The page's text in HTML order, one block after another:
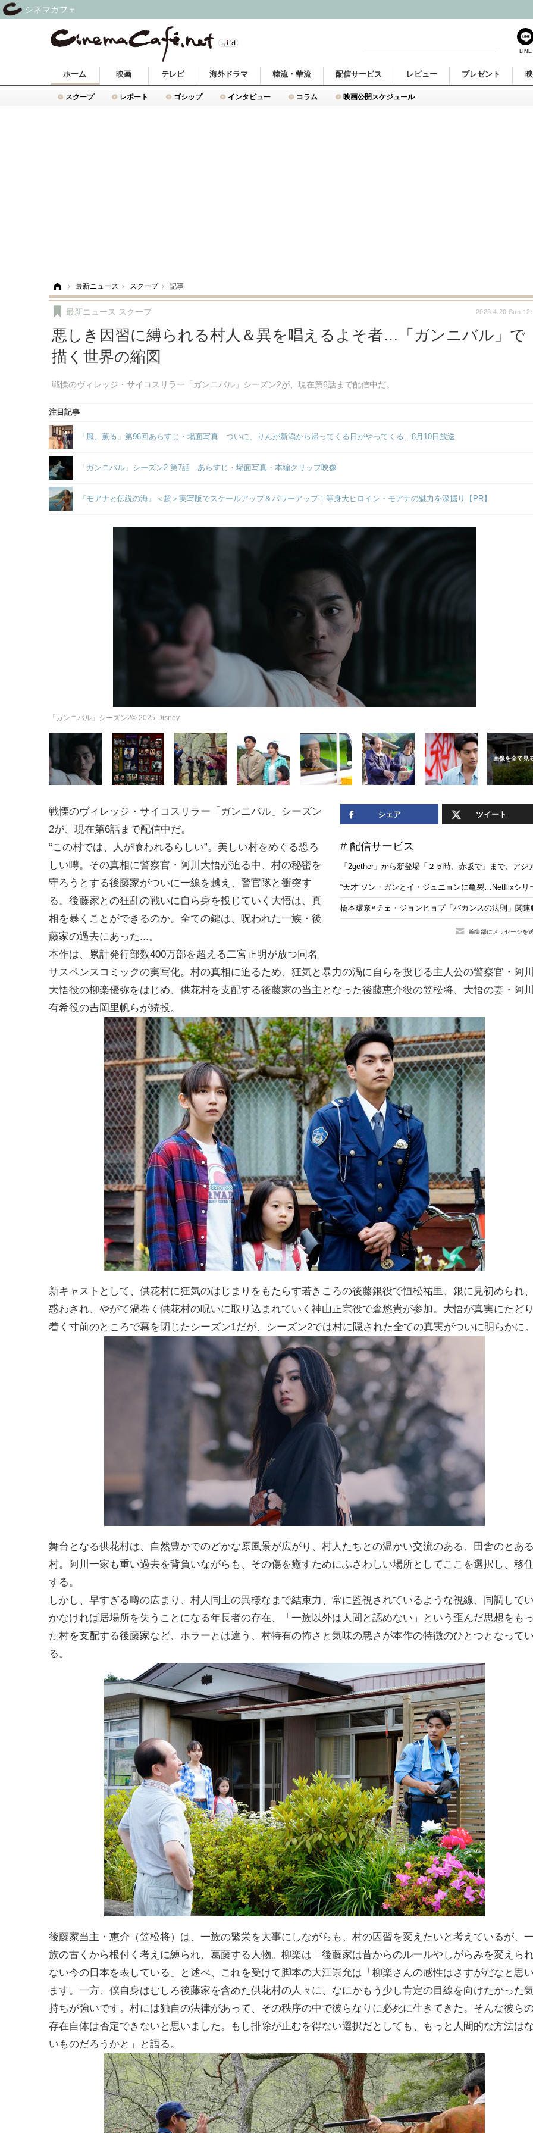
ホーム
スクープ レポート ゴシップ インタビュー コラム 映画公開スケジュール
映画 テレビ 海外ドラマ 韓流・華流 配信サービス レビュー プレゼント
› 最新ニュース › スクープ › 記事
悪しき因習に縛られる村人＆異を唱えるよそ者…「ガンニバル」で
描く世界の縮図
戦慄のヴィレッジ・サイコスリラー「ガンニバル」シーズン2が、現在第6話まで配信中だ。
最新ニュース スクープ 2025.4.20 Sun
注目記事
「風、薫る」第96回あらすじ・場面写真 ついに、りんが新潟から帰ってくる日がやってくる…8月10日放送
「ガンニバル」シーズン2 第7話 あらすじ・場面写真・本編クリップ映像
『モアナと伝説の海』＜超＞実写版でスケールアップ＆パワーアップ！等身大ヒロイン・モアナの魅力を深掘り【PR】
「ガンニバル」シーズン2© 2025 Disney
シェア ツイート
配信サービス
「2gether」から新登場「２５時、赤坂で」まで、ア
“天才”ソン・ガンとイ・ジュニョンに亀裂…Netflixシ
橋本環奈×チェ・ジョンヒョプ「バカンスの法則」関
編集部にメッセージを
戦慄のヴィレッジ・サイコスリラー「ガンニバル」シーズン
2が、現在第6話まで配信中だ。
“この村では、人が喰われるらしい”。美しい村をめぐる恐ろ
しい噂。その真相に警察官・阿川大悟が迫る中、村の秘密を
守ろうとする後藤家がついに一線を越え、警官隊と衝突す
る。後藤家との狂乱の戦いに自ら身を投じていく大悟は、真
相を暴くことができるのか。全ての鍵は、呪われた一族・後
藤家の過去にあった...。
本作は、累計発行部数400万部を超える二宮正明が放つ同名
サスペンスコミックの実写化。村の真相に迫るため、狂気と暴力の渦に自らを投じる主人公の警察官・阿
大悟役の柳楽優弥をはじめ、供花村を支配する後藤家の当主となった後藤恵介役の笠松将、大悟の妻・阿
有希役の吉岡里帆らが続投。
新キャストとして、供花村に狂気のはじまりをもたらす若きころの後藤銀役で恒松祐里、銀に見初められ
惑わされ、やがて渦巻く供花村の呪いに取り込まれていく神山正宗役で倉悠貴が参加。大悟が真実にたど
着く寸前のところで幕を閉じたシーズン1だが、シーズン2では村に隠された全ての真実がついに明らかに
舞台となる供花村は、自然豊かでのどかな原風景が広がり、村人たちとの温かい交流のある、田舎のとあ
村。阿川一家も重い過去を背負いながらも、その傷を癒すためにふさわしい場所としてここを選択し、移
する。
しかし、早すぎる噂の広まり、村人同士の異様なまで結束力、常に監視されているような視線、同調して
かなければ居場所を失うことになる年長者の存在、「一族以外は人間と認めない」という歪んだ思想をも
た村を支配する後藤家など、ホラーとは違う、村特有の怖さと気味の悪さが本作の特徴のひとつとなって
る。
後藤家当主・恵介（笠松将）は、一族の繁栄を大事にしながらも、村の因習を変えたいと考えているが、
族の古くから根付く考えに縛られ、葛藤する人物。柳楽は「後藤家は昔からのルールやしがらみを変えら
ない今の日本を表している」と述べ、これを受けて脚本の大江崇允は「柳楽さんの感性はさすがだなと思
ます。一方、僕自身はむしろ後藤家を含めた供花村の人々に、なにかもう少し肯定の目線を向けたかった
持ちが強いです。村には独自の法律があって、その秩序の中で彼らなりに必死に生きてきた。そんな彼ら
存在自体は否定できないと思いました。もし排除が止むを得ない選択だとしても、もっと人間的な方法は
いものだろうかと」と語る。
LINE
シネマカフェ